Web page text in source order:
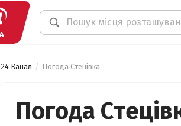
24 Канал Погода Стецівка
Погода